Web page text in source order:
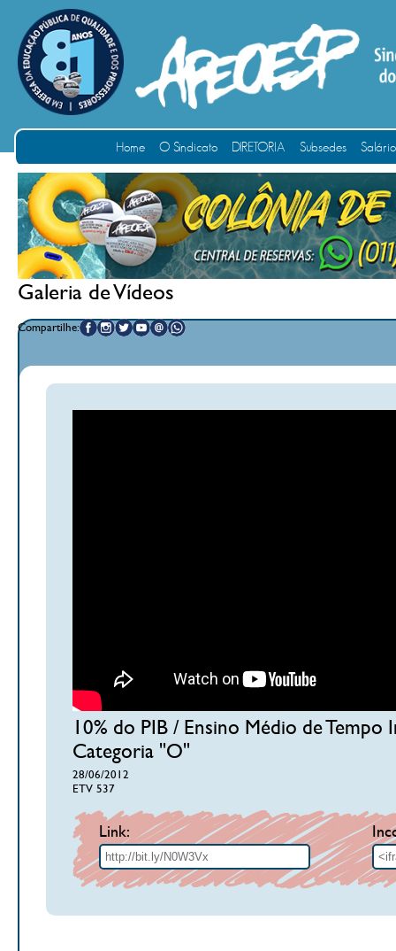
Home O Sindicato DIRETORIA Subsedes
Galeria de Vídeos
Compartilhe:
10% do PIB / Ensino Médio de Tempo
Categoria "O"
28/06/2012
ETV 537
Link: